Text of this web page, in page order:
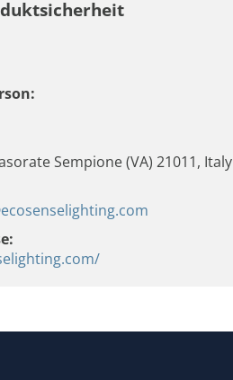
Sempione (VA) 21011, Italy